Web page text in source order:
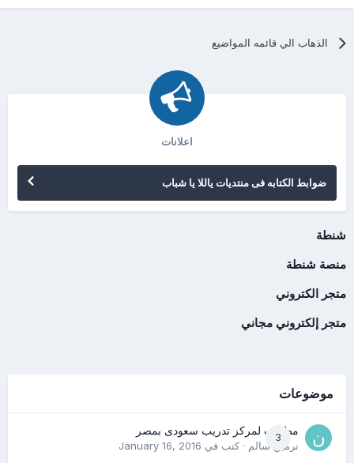
الذهاب الي قائمه المواضيع
اعلانات
ضوابط الكتابه فى منتديات ياللا يا شباب
شنطة
منصة شنطة
متجر الكتروني
متجر إلكتروني مجاني
موضوعات
3
مطلوب لمركز تدريب سعودى بمصر
نرمين سالم· كتب في January 16, 2016